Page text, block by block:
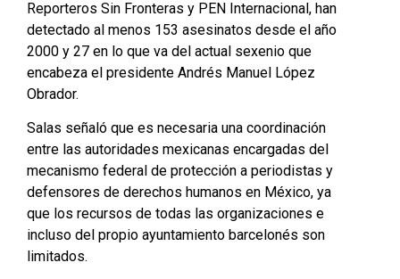
Reporteros Sin Fronteras y PEN Internacional, han
detectado al menos 153 asesinatos desde el año
2000 y 27 en lo que va del actual sexenio que
encabeza el presidente Andrés Manuel López
Obrador.
Salas señaló que es necesaria una coordinación
entre las autoridades mexicanas encargadas del
mecanismo federal de protección a periodistas y
defensores de derechos humanos en México, ya
que los recursos de todas las organizaciones e
incluso del propio ayuntamiento barcelonés son
limitados.